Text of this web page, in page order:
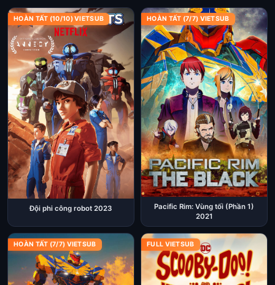
HOÀN TẤT (10/10) VIETSUB
Đội phi công robot 2023
HOÀN TẤT (7/7) VIETSUB
Pacific Rim: Vùng tối (Phần 1)
2021
HOÀN TẤT (7/7) VIETSUB FULL VIETSUB